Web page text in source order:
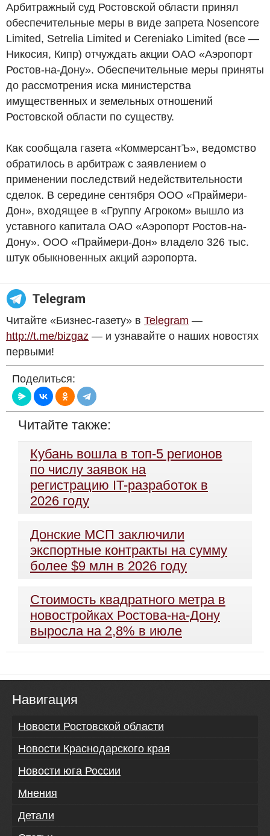
Арбитражный суд Ростовской области принял
обеспечительные меры в виде запрета Nosencore
Limited, Setrelia Limited и Cereniako Limited (все —
Никосия, Кипр) отчуждать акции ОАО «Аэропорт
Ростов-на-Дону». Обеспечительные меры приняты
до рассмотрения иска министерства
имущественных и земельных отношений
Ростовской области по существу.
Как сообщала газета «КоммерсантЪ», ведомство
обратилось в арбитраж с заявлением о
применении последствий недействительности
сделок. В середине сентября ООО «Праймери-
Дон», входящее в «Группу Агроком» вышло из
уставного капитала ОАО «Аэропорт Ростов-на-
Дону». ООО «Праймери-Дон» владело 326 тыс.
штук обыкновенных акций аэропорта.
Читайте «Бизнес-газету» в Telegram —
http://t.me/bizgaz — и узнавайте о наших новостях
первыми!
Поделиться:
Читайте также:
Кубань вошла в топ-5 регионов
по числу заявок на
регистрацию IT-разработок в
2026 году
Донские МСП заключили
экспортные контракты на сумму
более $9 млн в 2026 году
Стоимость квадратного метра в
новостройках Ростова-на-Дону
выросла на 2,8% в июле
Навигация
Новости Ростовской области
Новости Краснодарского края
Новости юга России
Мнения
Детали